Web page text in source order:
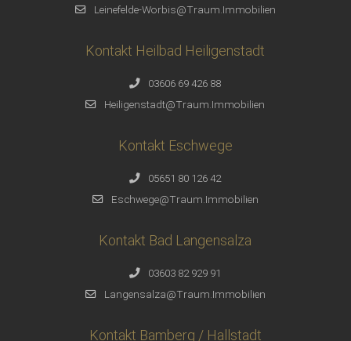
Leinefelde-Worbis@Traum.Immobilien
Kontakt Heilbad Heiligenstadt
03606 69 426 88
Heiligenstadt@Traum.Immobilien
Kontakt Eschwege
05651 80 126 42
Eschwege@Traum.Immobilien
Kontakt Bad Langensalza
03603 82 929 91
Langensalza@Traum.Immobilien
Kontakt Bamberg / Hallstadt